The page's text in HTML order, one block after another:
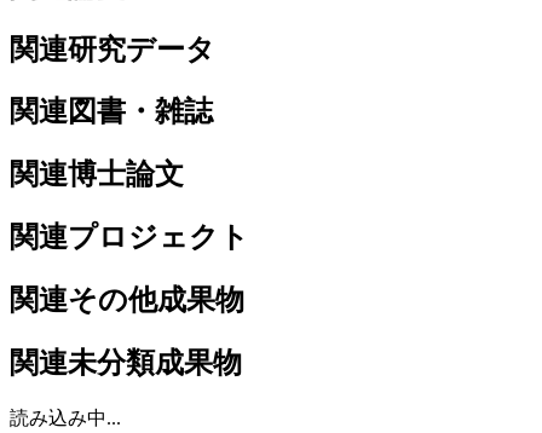
関連研究データ
関連図書・雑誌
関連博士論文
関連プロジェクト
関連その他成果物
関連未分類成果物
読み込み中...